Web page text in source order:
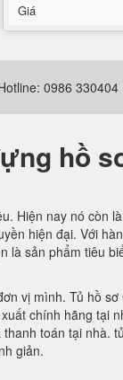
Giá
0986 330404
hồ
Hiện nay nó còn
hiện đại. Với
sản phẩm tiêu
vị mình. Tủ hồ
chính hãng
toán tại nhà.
giản.